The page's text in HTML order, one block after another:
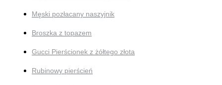
Męski pozłacany naszyjnik
Broszka z topazem
Gucci Pierścionek z żółtego złota
Rubinowy pierścień